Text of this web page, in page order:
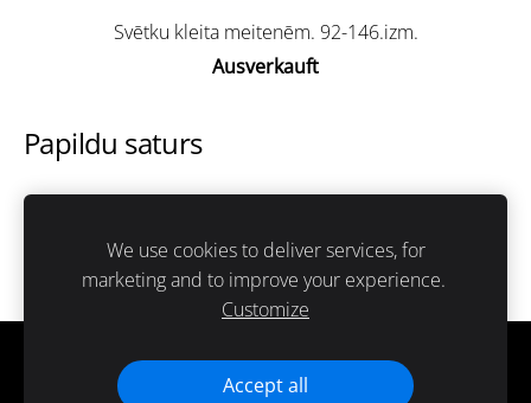
Papildu saturs
Šeit var ievadīt papildus saturu. Ja papildus satura
nav, tad šo bloku var noslēpt, nospiežot uz
ikoniņas augšējā stūrī.
Svētku kleita meitenēm. 92-146.izm.
Ausverkauft
We use cookies to deliver services, for
marketing and to improve your experience.
Customize
Accept all